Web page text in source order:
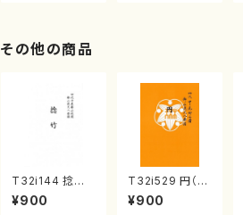
その他の商品
T32i144 捻竹
（尺八/一瀬星山/
尺八/都山式譜）
¥900
T32i529 円（尺
八/二代 池田静
山/楽譜）都山流
¥900